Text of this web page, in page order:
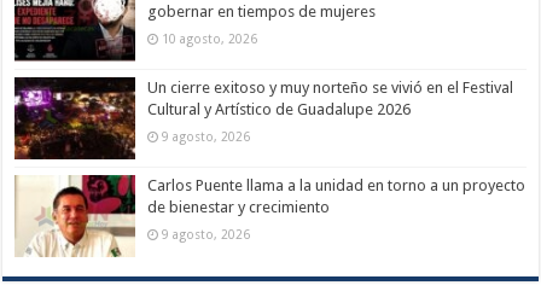
gobernar en tiempos de mujeres
10 agosto, 2026
Un cierre exitoso y muy norteño se vivió en el Festival
Cultural y Artístico de Guadalupe 2026
9 agosto, 2026
Carlos Puente llama a la unidad en torno a un proyecto
de bienestar y crecimiento
9 agosto, 2026